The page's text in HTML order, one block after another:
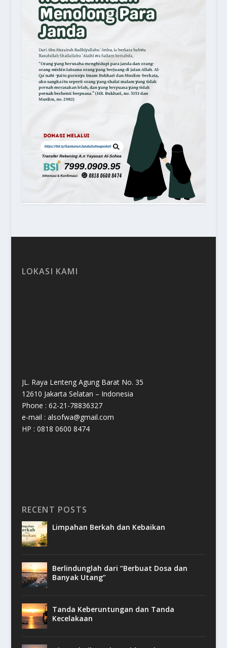
LOKASI KAMI
JL. Raya Lenteng Agung Barat No. 35
12610 Jakarta Selatan – Indonesia
Phone : 62-21-78836327
e-mail : alsofwa@gmail.com
HP : 0818 0600 8474
RECENT POSTS
Limpahan Berkah dan Kebaikan
Berlindunglah dari “Berbuat Dosa dan
Banyak Utang”
Tanda Keberuntungan dan Tanda
Kecelakaan